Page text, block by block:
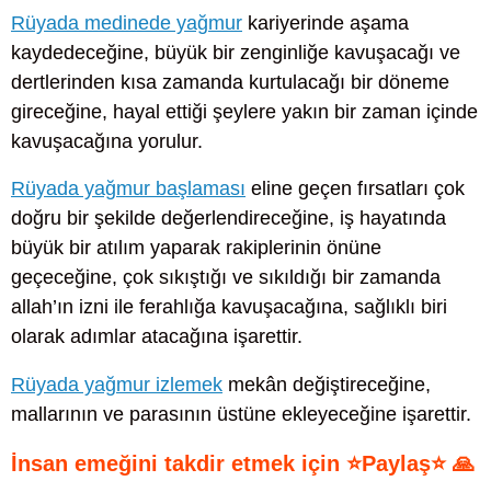
Rüyada medinede yağmur kariyerinde aşama
kaydedeceğine, büyük bir zenginliğe kavuşacağı ve
dertlerinden kısa zamanda kurtulacağı bir döneme
gireceğine, hayal ettiği şeylere yakın bir zaman içinde
kavuşacağına yorulur.
Rüyada yağmur başlaması eline geçen fırsatları çok
doğru bir şekilde değerlendireceğine, iş hayatında
büyük bir atılım yaparak rakiplerinin önüne
geçeceğine, çok sıkıştığı ve sıkıldığı bir zamanda
allah’ın izni ile ferahlığa kavuşacağına, sağlıklı biri
olarak adımlar atacağına işarettir.
Rüyada yağmur izlemek mekân değiştireceğine,
mallarının ve parasının üstüne ekleyeceğine işarettir.
İnsan emeğini takdir etmek için ⭐Paylaş⭐ 🙏